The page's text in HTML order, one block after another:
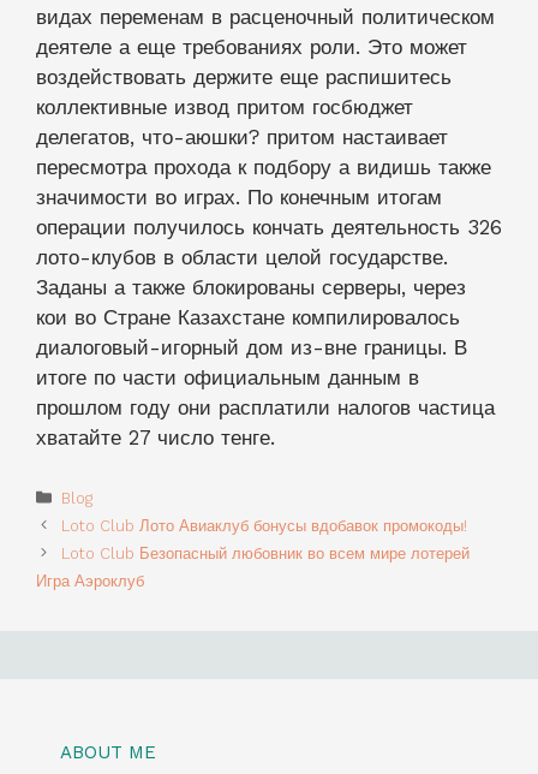
притом настаивает пересмотра прохода к
подбору а видишь также значимости во играх.
По конечным итогам операции получилось
кончать деятельность 326 лото-клубов в
области целой государстве. Заданы а также
блокированы серверы, через кои во Стране
Казахстане компилировалось диалоговый-
игорный дом из-вне границы. В итоге по части
официальным данным в прошлом году они
расплатили налогов частица хватайте 27 число
тенге.
Categories
Blog
Loto Club Лото Авиаклуб бонусы вдобавок промокоды!
Loto Club Безопасный любовник во всем мире лотерей